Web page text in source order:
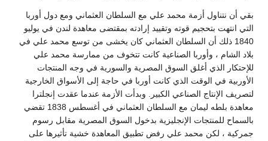
بقي أن نتناول أزمة محمد علي مع السلطان العثماني ومع دول أوربا
التي انتهت بتحجيم قوته وتقييد إرادته بمقتضى معاهدة لندن في يوليو
1840 ذلك أن السلطان العثماني كان يخشى من توسع محمد علي في
بلاد الشام ، وأوربا الصناعية كانت تتخوف من ممارسة محمد علي
للإحتكار الذي أغلق السوق المصرية والسورية في وجه المنتجات
الأوربية في الوقت الذي كانت أوربا في حاجة إلى الأسواق الخارجية
لتصريف الإنتاج الصناعي الكبير. وبدأت الأزمة عندما عقدت إنجلترا
معاهدة بلطه ليمان مع السلطان العثماني في أغسطس 1838 تقضي
بالسماح للمنتجات الإنجليزية بدخول السوق المصرية مقابل رسوم
جمركية ، لكن محمد علي رفض تطبيق المعاهدة خشية تأثيرها على